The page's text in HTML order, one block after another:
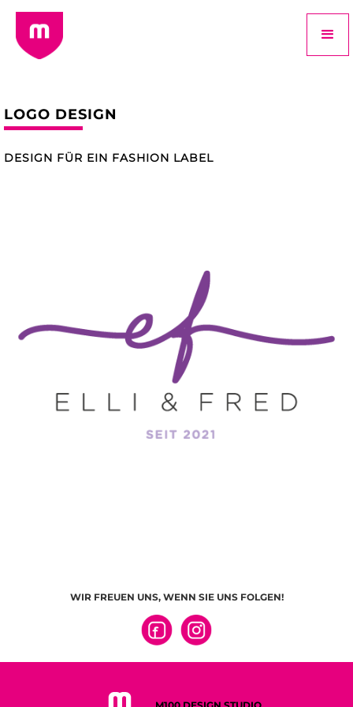
LOGO DESIGN
DESIGN FÜR EIN FASHION LABEL
WIR FREUEN UNS, WENN SIE UNS FOLGEN!